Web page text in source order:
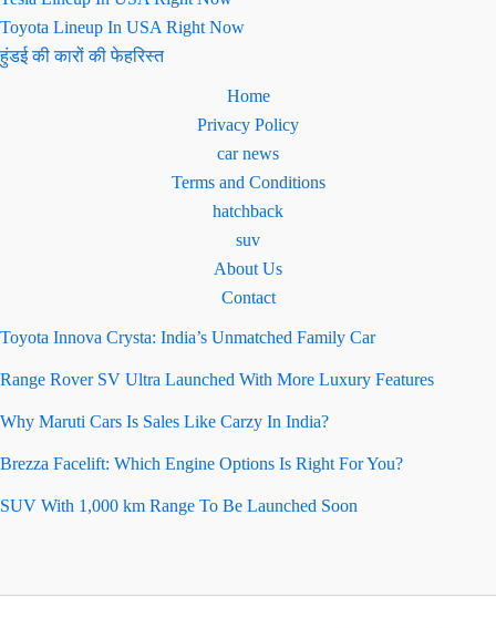
Toyota Lineup In USA Right Now
हुंडई की कारों की फेहरिस्त
Home
Privacy Policy
car news
Terms and Conditions
hatchback
suv
About Us
Contact
Toyota Innova Crysta: India’s Unmatched Family Car
Range Rover SV Ultra Launched With More Luxury Features
Why Maruti Cars Is Sales Like Carzy In India?
Brezza Facelift: Which Engine Options Is Right For You?
SUV With 1,000 km Range To Be Launched Soon